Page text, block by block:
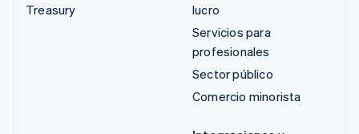
Treasury
lucro
Servicios para
profesionales
Sector público
Comercio minorista